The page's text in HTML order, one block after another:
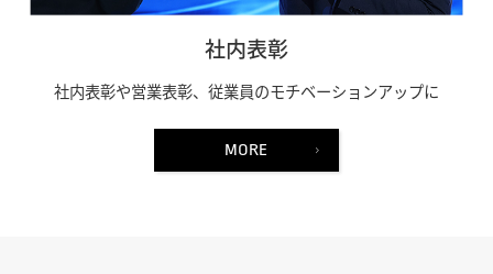
社内表彰
社内表彰や営業表彰、従業員のモチベーションアップに
MORE